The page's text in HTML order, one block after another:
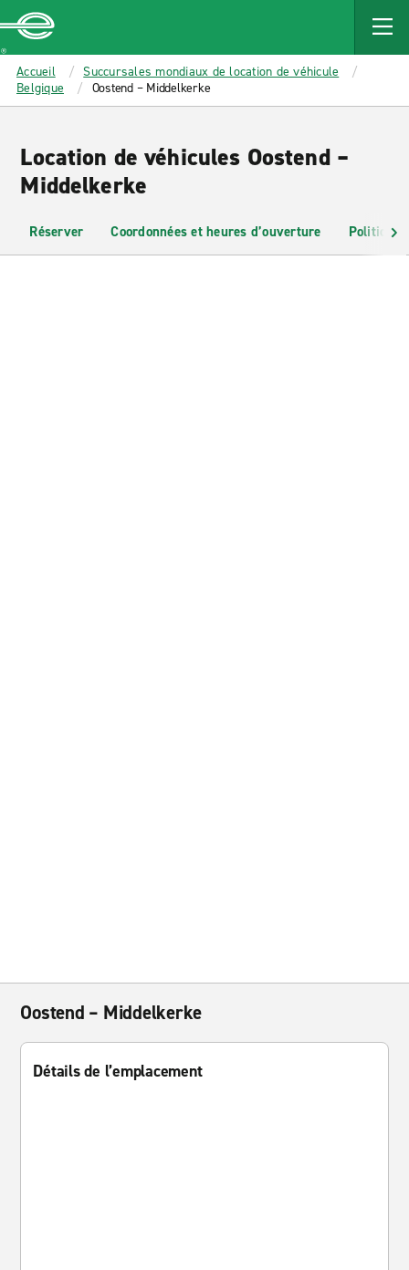
MAIN
CONTENT
Enterprise
Accueil
Succursales mondiaux de location de véhicule
Belgique
Oostend – Middelkerke
Location de véhicules Oostend –
Middelkerke
Réserver Coordonnées et heures d’ouverture Politiques
Oostend – Middelkerke
Détails de l’emplacement